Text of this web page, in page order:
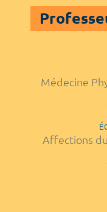
Médecine
Affections